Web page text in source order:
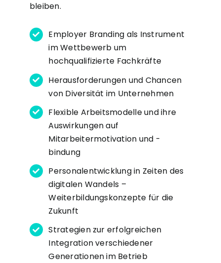
bleiben.
Employer Branding als Instrument
im Wettbewerb um
hochqualifizierte Fachkräfte
Herausforderungen und Chancen
von Diversität im Unternehmen
Flexible Arbeitsmodelle und ihre
Auswirkungen auf
Mitarbeitermotivation und -
bindung
Personalentwicklung in Zeiten des
digitalen Wandels –
Weiterbildungskonzepte für die
Zukunft
Strategien zur erfolgreichen
Integration verschiedener
Generationen im Betrieb